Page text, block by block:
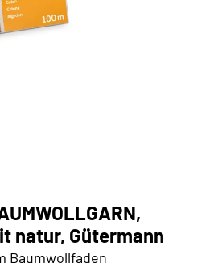
natur, Gütermann
Baumwollfaden